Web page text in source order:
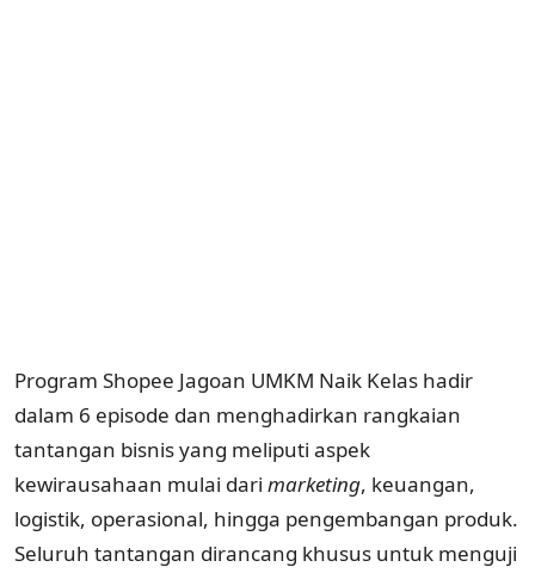
Program Shopee Jagoan UMKM Naik Kelas hadir
dalam 6 episode dan menghadirkan rangkaian
tantangan bisnis yang meliputi aspek
kewirausahaan mulai dari marketing, keuangan,
logistik, operasional, hingga pengembangan produk.
Seluruh tantangan dirancang khusus untuk menguji